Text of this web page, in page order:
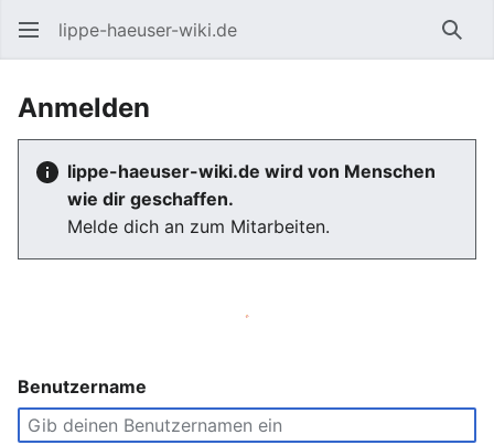
lippe-haeuser-wiki.de
Anmelden
lippe-haeuser-wiki.de wird von Menschen
wie dir geschaffen.
Melde dich an zum Mitarbeiten.
Benutzername